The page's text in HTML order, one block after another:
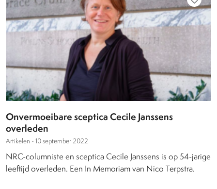
Onvermoeibare sceptica Cecile Janssens
overleden
Artikelen - 10 september 2022
NRC-columniste en sceptica Cecile Janssens is op 54-jarige
leeftijd overleden. Een In Memoriam van Nico Terpstra.